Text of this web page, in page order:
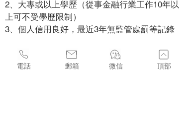
2、大專或以上學歷（從事金融行業工作10年以
上可不受學歷限制）
3、個人信用良好，最近3年無監管處罰等記錄
上一篇 :保險代理牌照
電話 郵箱 微信 頂部